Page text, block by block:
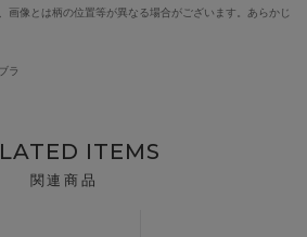
画像とは柄の位置等が異なる場合がございます。あらかじ
ラ
ITEMS
関連商品